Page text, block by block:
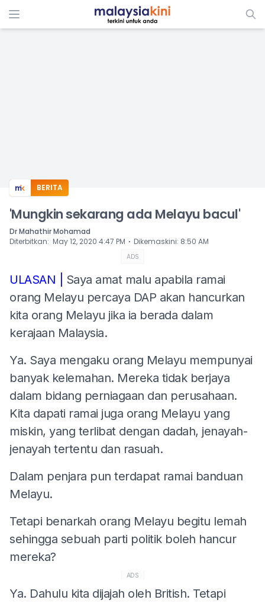
ADS
BERITA
'Mungkin sekarang ada Melayu bacul'
Dr Mahathir Mohamad
Diterbitkan: May 12, 2020 4:47 PM ⋅ Dikemaskini: 8:50 AM
ADS
ULASAN | Saya amat malu apabila ramai
orang Melayu percaya DAP akan hancurkan
kita orang Melayu jika ia berada dalam
kerajaan Malaysia.
Ya. Saya mengaku orang Melayu mempunyai
banyak kelemahan. Mereka tidak berjaya
dalam bidang perniagaan dan perusahaan.
Kita dapati ramai juga orang Melayu yang
miskin, yang terlibat dengan dadah, jenayah-
jenayah tertentu dan rasuah.
Dalam penjara pun terdapat ramai banduan
Melayu.
Tetapi benarkah orang Melayu begitu lemah
sehingga sebuah parti politik boleh hancur
mereka?
ADS
Ya. Dahulu kita dijajah oleh British. Tetapi